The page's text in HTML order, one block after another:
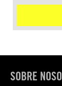
SOBRE